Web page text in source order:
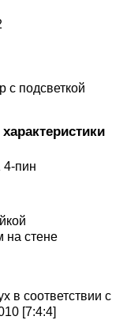
с подсветкой
4-пин
на стене
в соответствии с
[7:4:4]